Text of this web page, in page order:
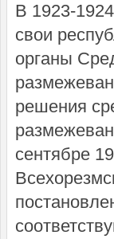
В 1923-
свои
органы
решения
сентябре